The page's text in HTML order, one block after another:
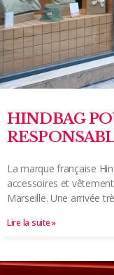
HINDBAG
La marque française
accessoires et
Marseille. Une arrivée
Lire la suite »